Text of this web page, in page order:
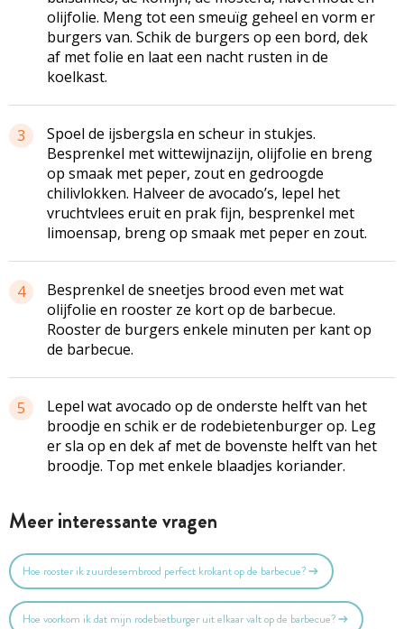
olijfolie. Meng tot een smeuïg geheel en vorm er
burgers van. Schik de burgers op een bord, dek
af met folie en laat een nacht rusten in de
koelkast.
3
Spoel de ijsbergsla en scheur in stukjes.
Besprenkel met wittewijnazijn, olijfolie en breng
op smaak met peper, zout en gedroogde
chilivlokken. Halveer de avocado’s, lepel het
vruchtvlees eruit en prak fijn, besprenkel met
limoensap, breng op smaak met peper en zout.
4
Besprenkel de sneetjes brood even met wat
olijfolie en rooster ze kort op de barbecue.
Rooster de burgers enkele minuten per kant op
de barbecue.
5
Lepel wat avocado op de onderste helft van het
broodje en schik er de rodebietenburger op. Leg
er sla op en dek af met de bovenste helft van het
broodje. Top met enkele blaadjes koriander.
Meer interessante vragen
Hoe rooster ik zuurdesembrood perfect krokant op de barbecue?
Hoe voorkom ik dat mijn rodebietburger uit elkaar valt op de barbecue?